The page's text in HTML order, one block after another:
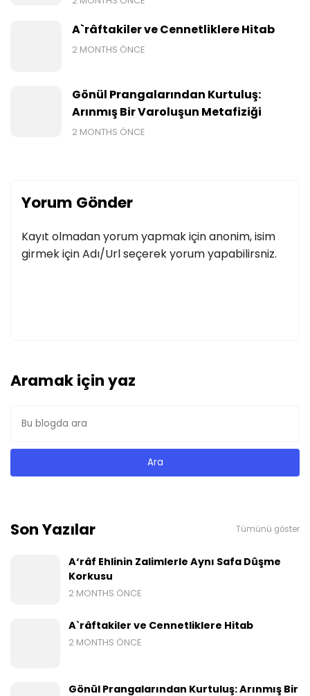
A`râftakiler ve Cennetliklere Hitab
2 MONTHS ÖNCE
Gönül Prangalarından Kurtuluş:
Arınmış Bir Varoluşun Metafiziği
2 MONTHS ÖNCE
Yorum Gönder
Kayıt olmadan yorum yapmak için anonim, isim
girmek için Adı/Url seçerek yorum yapabilirsniz.
Aramak için yaz
Son Yazılar Tümünü göster
A‘râf Ehlinin Zalimlerle Aynı Safa Düşme
Korkusu
2 MONTHS ÖNCE
A`râftakiler ve Cennetliklere Hitab
2 MONTHS ÖNCE
Gönül Prangalarından Kurtuluş: Arınmış Bir